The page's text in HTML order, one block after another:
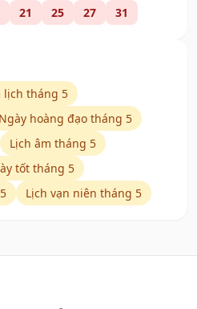
21 25 27 31
lịch tháng 5
Ngày hoàng đạo tháng 5
Lịch âm tháng 5
tốt tháng 5
Lịch vạn niên tháng 5